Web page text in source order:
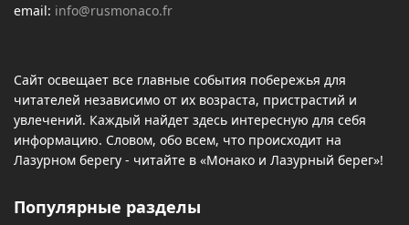
email: info@rusmonaco.fr
Сайт освещает все главные события побережья для
читателей независимо от их возраста, пристрастий и
увлечений. Каждый найдет здесь интересную для себя
информацию. Словом, обо всем, что происходит на
Лазурном берегу - читайте в «Монако и Лазурный берег»!
Популярные разделы